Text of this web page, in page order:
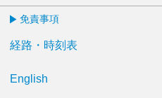
免責事項
経路・時刻表
English